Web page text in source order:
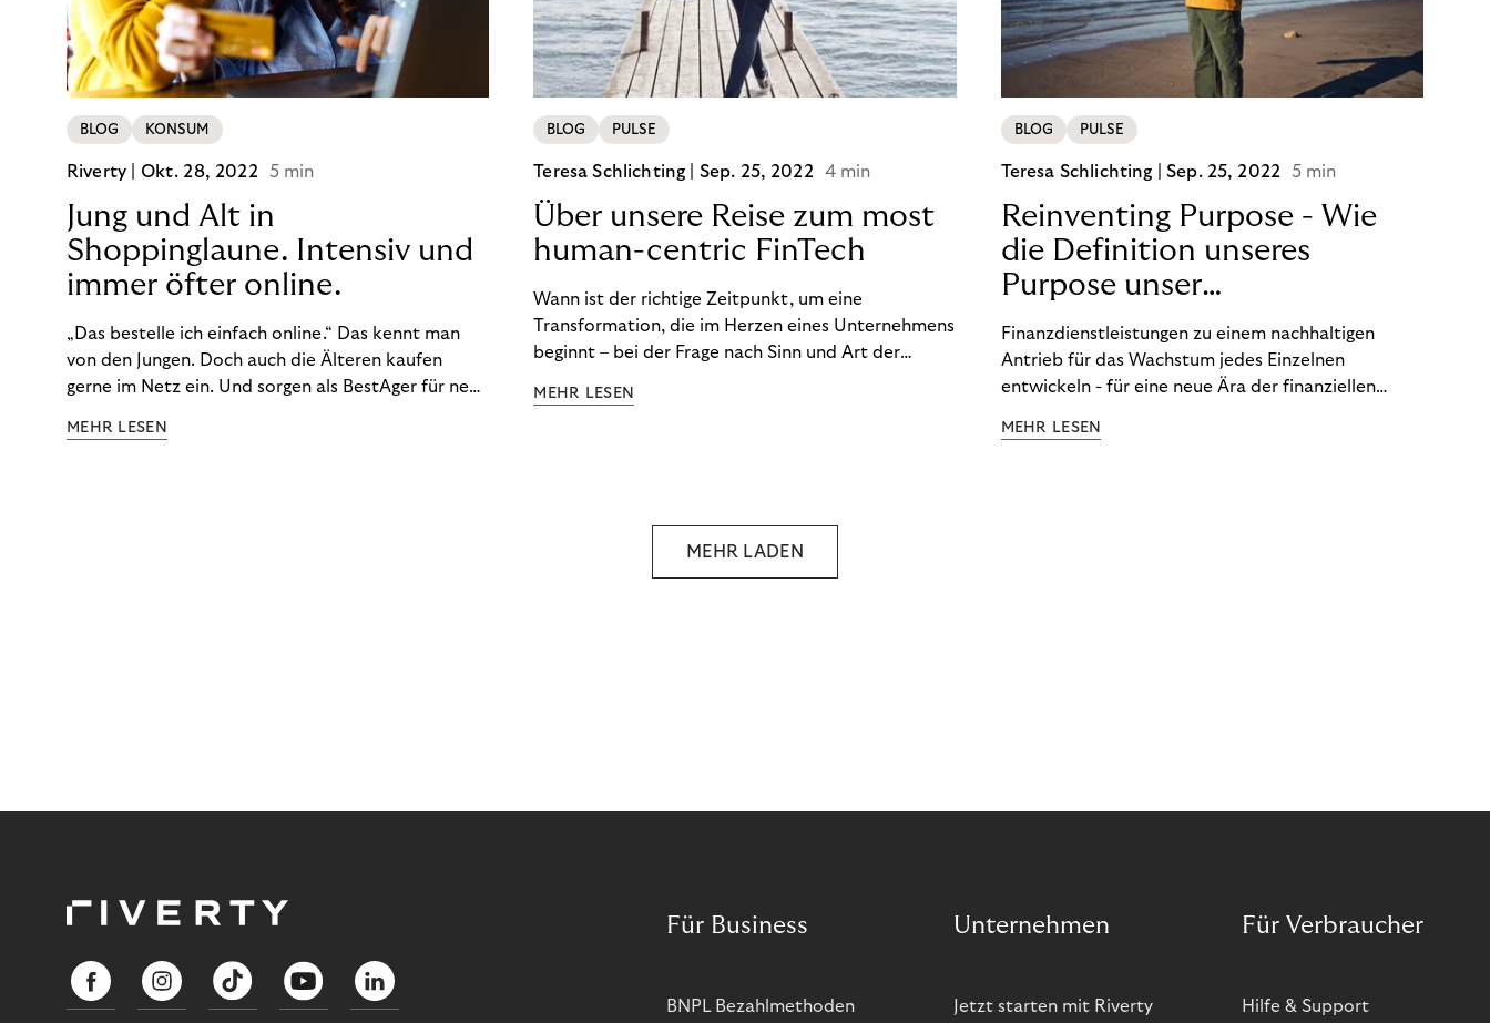
BLOG KONSUM
Riverty | Okt. 28, 2022 5 min
Jung und Alt in
Shoppinglaune. Intensiv und
immer öfter online.
„Das bestelle ich einfach online.“ Das kennt man
von den Jungen. Doch auch die Älteren kaufen
gerne im Netz ein. Und sorgen als BestAger für neue
von der Generation Z. Wir haben genauer
MEHR LESEN
BLOG PULSE
Teresa Schlichting | Sep. 25, 2022 4 min
Über unsere Reise zum most
human-centric FinTech
Wann ist der richtige Zeitpunkt, um eine
Transformation, die im Herzen eines Unternehmens
beginnt – bei der Frage nach Sinn und Art der
kommuniziert man ein Ziel, das so ganzheitlich ist,
MEHR LESEN
BLOG PULSE
Teresa Schlichting |Sep. 25, 2022 5 min
Reinventing Purpose - Wie
die Definition unseres
Purpose unser
Transformation beeinflusst
hat!
Finanzdienstleistungen zu einem nachhaltigen
Antrieb für das Wachstum jedes Einzelnen
entwickeln - für eine neue Ära der finanziellen
Startpunkt unserer Transformation. Lesen Sie mehr
MEHR LESEN
MEHR LADEN
Für Business
BNPL Bezahlmethoden
Unternehmen
Jetzt starten mit Riverty
Für Verbraucher
Hilfe & Support